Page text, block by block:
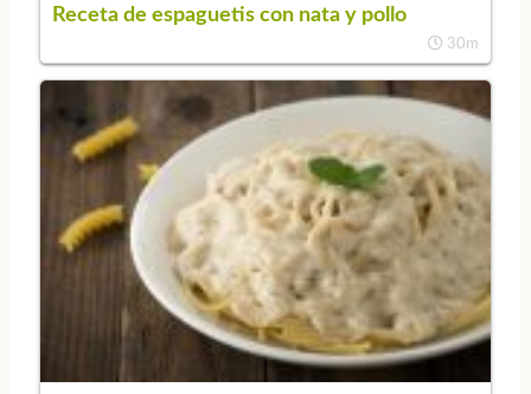
Receta de espaguetis con nata y pollo
30m